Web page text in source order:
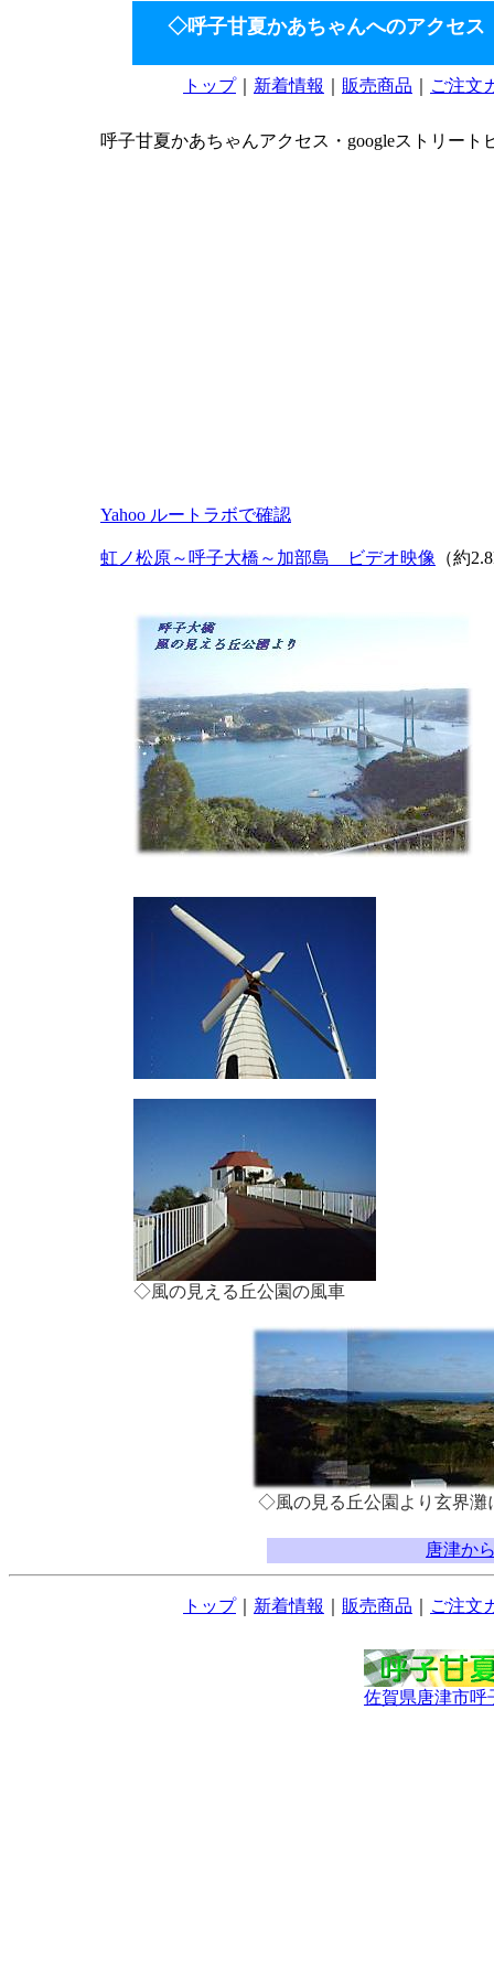
◇呼子甘夏かあちゃんへのアクセ
トップ｜ 新着情報 販売商品 ご注文
呼子甘夏かあちゃんアクセス・googleストリート
Yahoo ルートラボで確認
虹ノ松原～呼子大橋～加部島 ビデオ映像 （約
◇風の見える丘公園の風車
◇風の見る丘公園より玄界灘
唐津か
トップ｜ 新着情報 販売商品 ご注文
佐賀県唐津市呼